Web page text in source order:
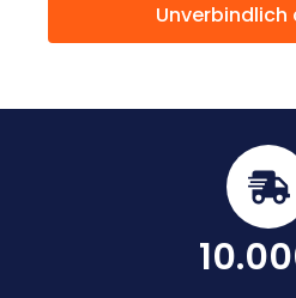
Unverbindlich